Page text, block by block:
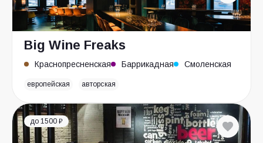
Big Wine Freaks
Краснопресненская Баррикадная Смоленская
европейская авторская
до 1500 ₽